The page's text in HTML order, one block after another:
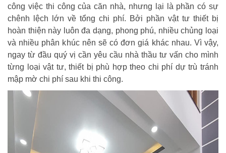
công việc thi công của căn nhà, nhưng lại là phần có sự
chênh lệch lớn về tổng chi phí. Bởi phần vật tư thiết bị
hoàn thiện này luôn đa dạng, phong phú, nhiều chủng loại
và nhiều phân khúc nên sẽ có đơn giá khác nhau. Vì vậy,
ngay từ đầu quý vị cần yêu cầu nhà thầu tư vấn cho mình
từng loại vật tư, thiết bị phù hợp theo chi phí dự trù tránh
mập mờ chi phí sau khi thi công.